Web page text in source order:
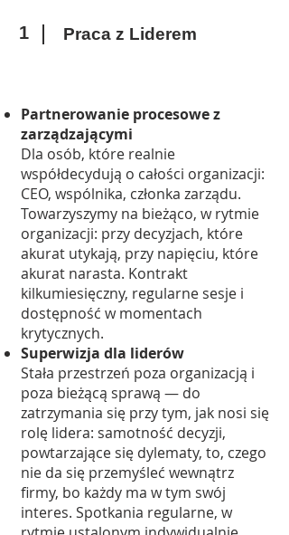
1 Praca z Liderem
Partnerowanie procesowe z
zarządzającymi
Dla osób, które realnie
współdecydują o całości organizacji:
CEO, wspólnika, członka zarządu.
Towarzyszymy na bieżąco, w rytmie
organizacji: przy decyzjach, które
akurat utykają, przy napięciu, które
akurat narasta. Kontrakt
kilkumiesięczny, regularne sesje i
dostępność w momentach
krytycznych.
Superwizja dla liderów
Stała przestrzeń poza organizacją i
poza bieżącą sprawą — do
zatrzymania się przy tym, jak nosi się
rolę lidera: samotność decyzji,
powtarzające się dylematy, to, czego
nie da się przemyśleć wewnątrz
firmy, bo każdy ma w tym swój
interes. Spotkania regularne, w